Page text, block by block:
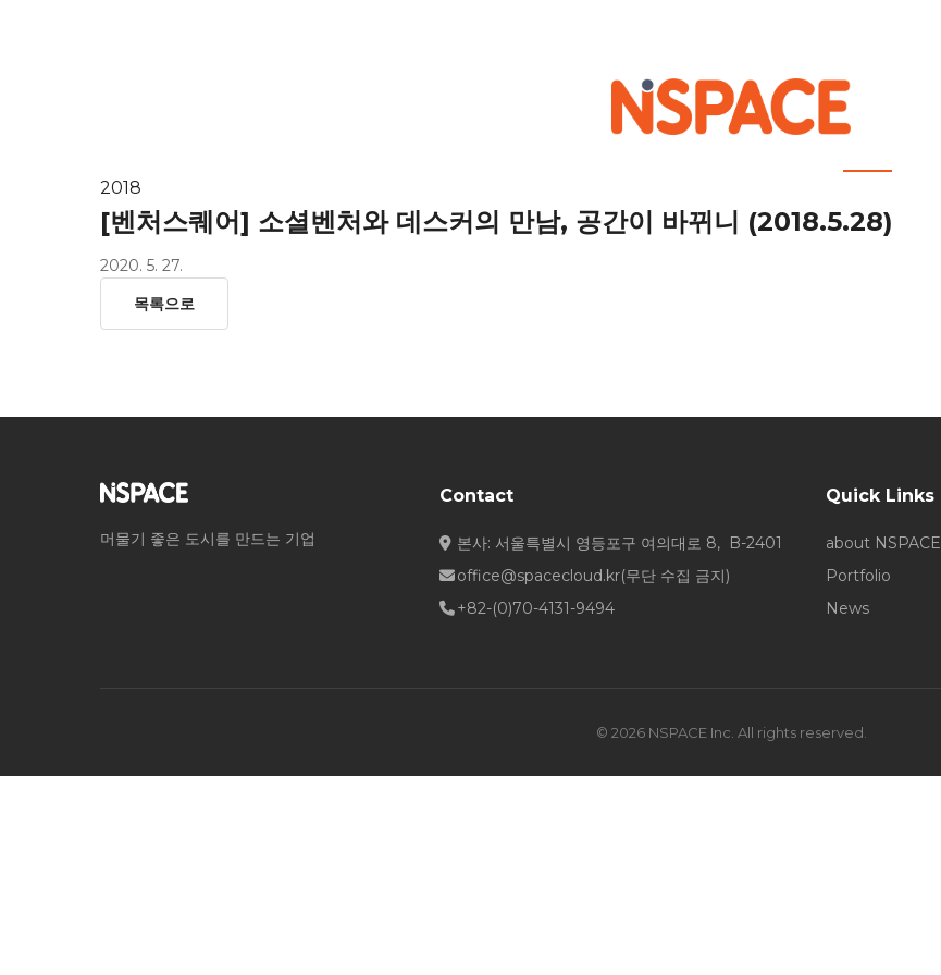
2018
[벤처스퀘어] 소셜벤처와 데스커의 만남, 공간이 바뀌니 (2018.5.28)
2020. 5. 27.
목록으로
머물기 좋은 도시를 만드는 기업
Contact
본사: 서울특별시 영등포구 여의대로 8, B-2401
office@spacecloud.kr(무단 수집 금지)
+82-(0)70-4131-9494
Quick Links
about NSPACE
Portfolio
News
© 2026 NSPACE Inc. All rights reserved.